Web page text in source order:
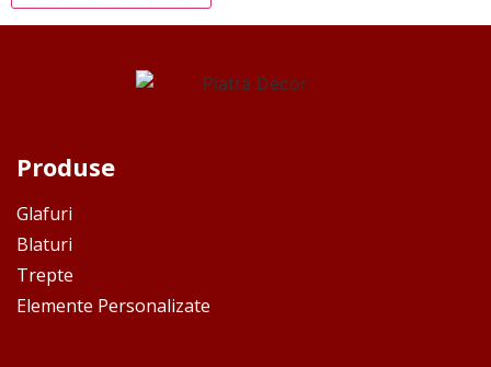
Produse
Glafuri
Blaturi
Trepte
Elemente Personalizate